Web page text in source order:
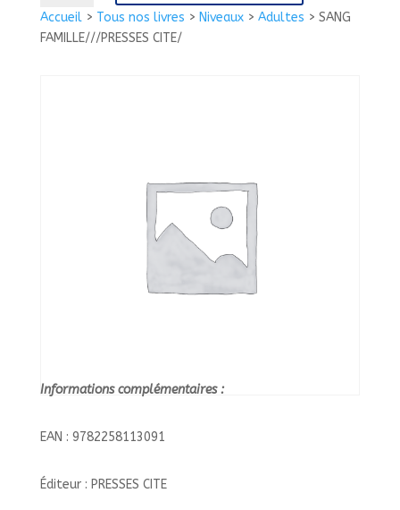
Accueil> Tous nos livres > Niveaux> Adultes > SANG
FAMILLE///PRESSES CITE/
SANG
FAMILLE///PRESSES
Informations complémentaires :
EAN : 9782258113091
Éditeur : PRESSES CITE